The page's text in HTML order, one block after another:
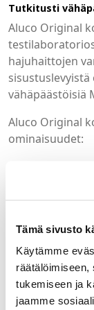
Tämä sivusto
Käytämme
räätälöimiseen,
tukemiseen ja
jaamme
Tutkitusti
Aluco Original
hajuhaittojen
sisustuslevyistä
vähäpäästöisiä
Aluco Original
ominaisuudet:
• voimassa
organic
•
• ammoniakin
• asetuksen
haihtuvien